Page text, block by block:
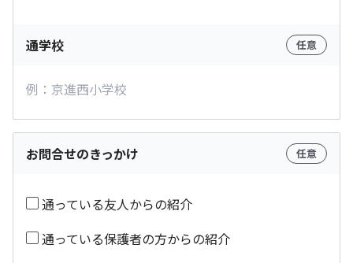
通学校 任意
お問合せのきっかけ 任意
通っている友人からの紹介
通っている保護者の方からの紹介